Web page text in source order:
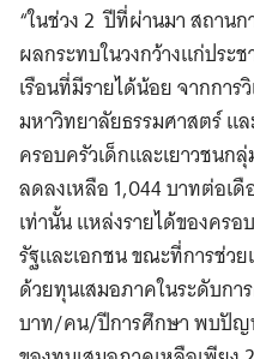
“ในช่วง 2 ปีที่ผ่านมา สถาน
ผลกระทบในวงกว้างแก่ประ
เรือนที่มีรายได้น้อย จากกา
มหาวิทยาลัยธรรมศาสตร์ แ
ครอบครัวเด็กและเยาวชนก
ลดลงเหลือ 1,044 บาทต่อเ
เท่านั้น แหล่งรายได้ของคร
รัฐและเอกชน ขณะที่การช่ว
ด้วยทุนเสมอภาคในระดับก
บาท/คน/ปีการศึกษา พบปัญ